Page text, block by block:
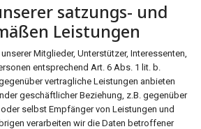
satzungs- und
Leistungen
Mitglieder, Unterstützer, Interessenten,
entsprechend Art. 6 Abs. 1 lit. b.
vertragliche Leistungen anbieten
geschäftlicher Beziehung, z.B. gegenüber
selbst Empfänger von Leistungen und
verarbeiten wir die Daten betroffener